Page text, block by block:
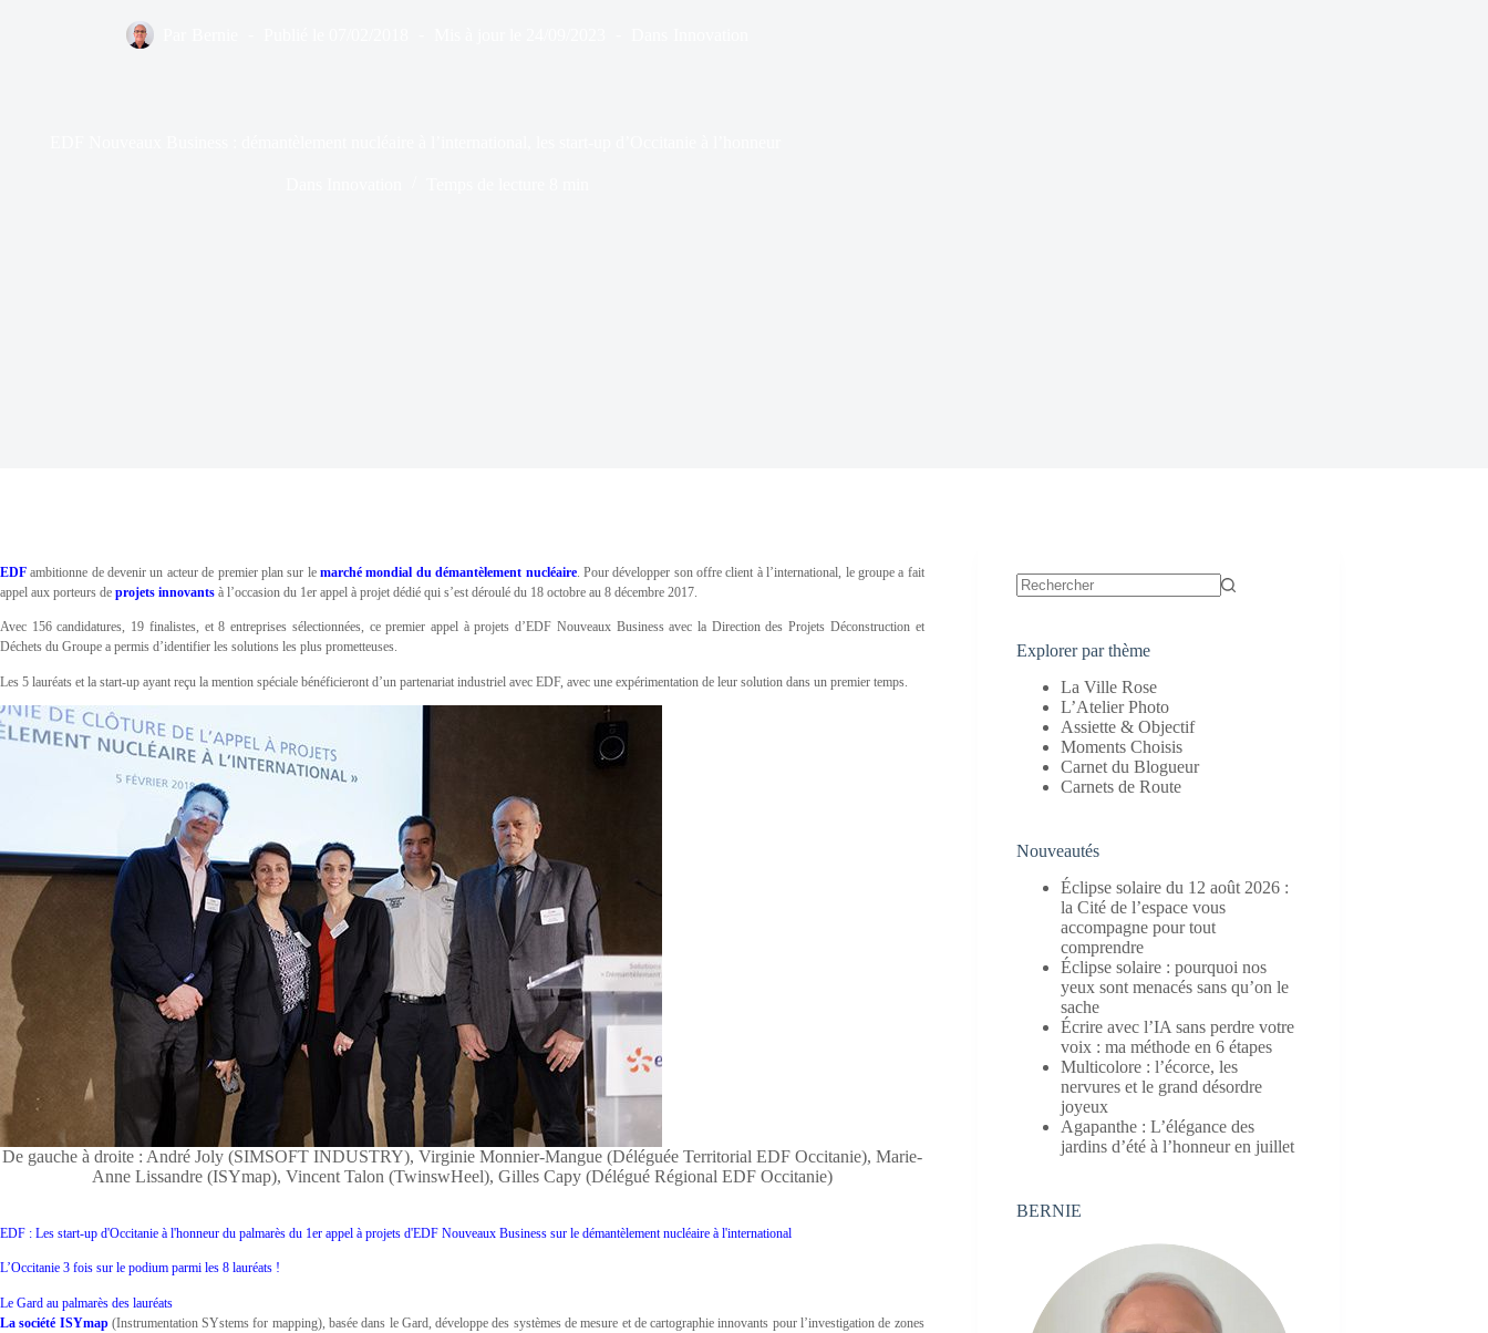
EDF ambitionne de devenir un acteur de premier plan sur lemarché mondial du démantèlement nucléaire. Pour développer son offre client à l’international, le groupe a fait
appel aux porteurs de projets innovants à l’occasion du 1er appel à projet dédié qui s’est déroulé du 18 octobre au 8 décembre 2017.
Avec 156 candidatures, 19 finalistes, et 8 entreprises sélectionnées, ce premier appel à projets d’EDF Nouveaux Business avec la Direction des Projets Déconstruction et
Déchets du Groupe a permis d’identifier les solutions les plus prometteuses.
Les 5 lauréats et la start-up ayant reçu la mention spéciale bénéficieront d’un partenariat industriel avec EDF, avec une expérimentation de leur solution dans un premier temps.
De gauche à droite : André Joly (SIMSOFT INDUSTRY), Virginie Monnier-Mangue (Déléguée Territorial EDF Occitanie), Marie-
Anne Lissandre (ISYmap), Vincent Talon (TwinswHeel), Gilles Capy (Délégué Régional EDF Occitanie)
EDF : Les start-up d'Occitanie à l'honneur du palmarès du 1er appel à projets d'EDF Nouveaux Business sur le démantèlement nucléaire à l'international
L’Occitanie 3 fois sur le podium parmi les 8 lauréats !
Le Gard au palmarès des lauréats
La société ISYmap (Instrumentation SYstems for mapping), basée dans le Gard, développe des systèmes de mesure et de cartographie innovants pour l’investigation de zones
Explorer par thème
La Ville Rose
L’Atelier Photo
Assiette & Objectif
Moments Choisis
Carnet du Blogueur
Carnets de Route
Nouveautés
Éclipse solaire du 12 août 2026 :
la Cité de l’espace vous
accompagne pour tout
comprendre
Éclipse solaire : pourquoi nos
yeux sont menacés sans qu’on le
sache
Écrire avec l’IA sans perdre votre
voix : ma méthode en 6 étapes
Multicolore : l’écorce, les
nervures et le grand désordre
joyeux
Agapanthe : L’élégance des
jardins d’été à l’honneur en juillet
BERNIE